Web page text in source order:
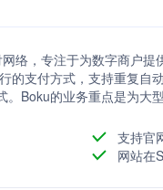
络，专注于为数字商户
的支付方式，支持重复自
。Boku的业务重点是为大
支持官
网站在